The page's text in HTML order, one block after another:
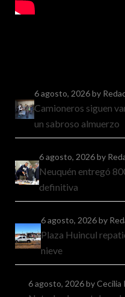
6 agosto, 2026by
Camioneros siguen
un sabroso almuerzo
6 agosto, 2026by
Neuquén entregó
definitiva
6 agosto, 2026by
Plaza Huincul
nieve
6 agosto, 2026by Cecilia